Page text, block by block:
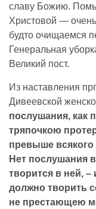
славу Божию.
Христовой —
будто очищаемся
Генеральная
Великий пост.
Из наставления
Дивеевской
послушания, как
тряпочкою
превыше всякого
Нет послушания
творится в ней, –
должно творить
не престающею